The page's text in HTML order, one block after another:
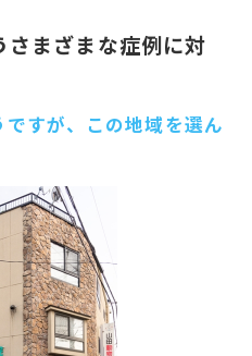
まざまな症例に対
すが、この地域を選ん